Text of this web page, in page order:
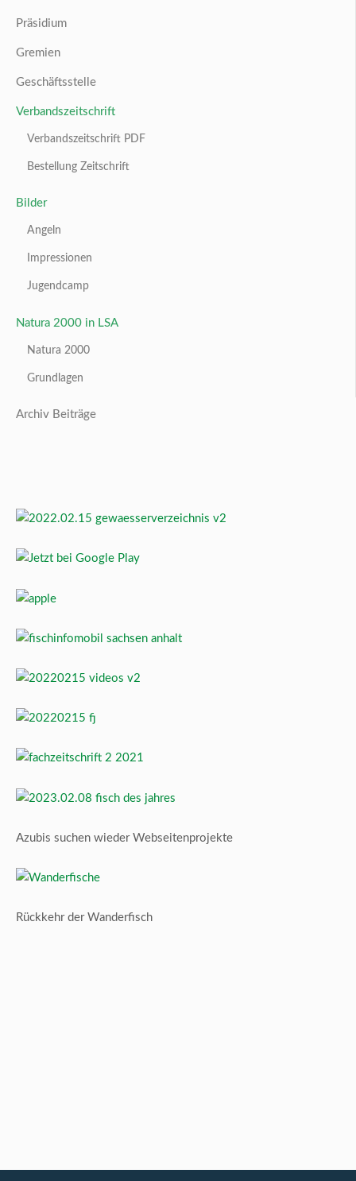
Präsidium
Gremien
Geschäftsstelle
Verbandszeitschrift
Verbandszeitschrift PDF
Bestellung Zeitschrift
Bilder
Angeln
Impressionen
Jugendcamp
Natura 2000 in LSA
Natura 2000
Grundlagen
Archiv Beiträge
Azubis suchen wieder Webseitenprojekte
Rückkehr der Wanderfisch